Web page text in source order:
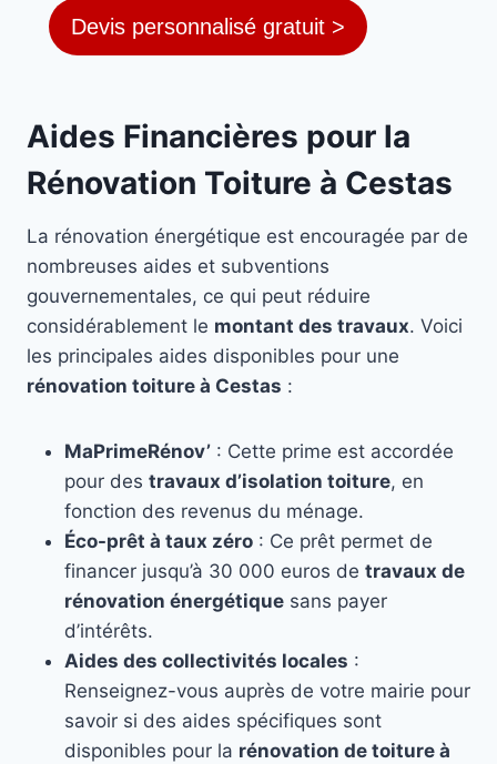
Devis personnalisé gratuit >
Aides Financières pour la
Rénovation Toiture à Cestas
La rénovation énergétique est encouragée par de
nombreuses aides et subventions
gouvernementales, ce qui peut réduire
considérablement le montant des travaux. Voici
les principales aides disponibles pour une
rénovation toiture à Cestas :
MaPrimeRénov’ : Cette prime est accordée
pour des travaux d’isolation toiture, en
fonction des revenus du ménage.
Éco-prêt à taux zéro : Ce prêt permet de
financer jusqu’à 30 000 euros de travaux de
rénovation énergétique sans payer
d’intérêts.
Aides des collectivités locales :
Renseignez-vous auprès de votre mairie pour
savoir si des aides spécifiques sont
disponibles pour la rénovation de toiture à